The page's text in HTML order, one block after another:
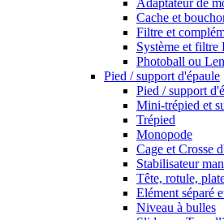
Adaptateur de
Cache et
Filtre et
Système et filtre
Photoball ou
Pied / support d'épaule
Pied / support
Mini-trépied et
Trépied
Monopode
Cage et Crosse
Stabilisateur
Tête, rotule,
Elément séparé
Niveau à bulles